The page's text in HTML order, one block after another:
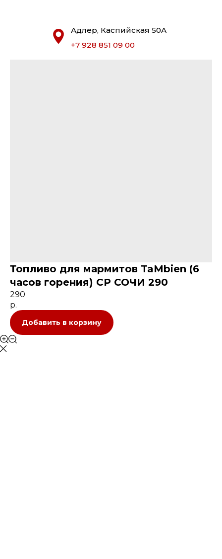
Адлер, Каспийская 50А
+7 928 851 09 00
Топливо для мармитов TaMbien (6
часов горения) СР СОЧИ 290
290
р.
Добавить в корзину